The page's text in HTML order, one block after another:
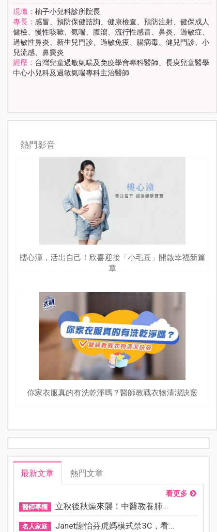
現職： 柚子小兒科診所院長
專長： 感冒、預防保健諮詢、健康檢查、預防注射、健保成人
健檢、慢性咳嗽、氣喘、腹瀉、流行性感冒、鼻炎、過敏症、
過敏性鼻炎、新生兒門診、過敏免疫、腸病毒、健兒門診、小
兒流感、鼻竇炎
經歷： 台灣兒童過敏氣喘及免疫學會專科醫師、長庚兒童醫學
中心小兒科及過敏氣喘專科主治醫師
熱門影音
樓心潼，活出自己！欣喜迎接「小毛豆」開啟幸福新篇
章
你家衣服真的有洗乾淨嗎？醫師教戰衣物清潔訣竅
最新文章 熱門文章
看更多
醫師專欄 立秋後秋燥來襲！中醫教養肺...
名人家庭 Janet謝怡芬虎媽模式禁3C，看...